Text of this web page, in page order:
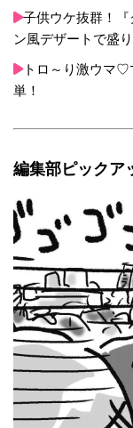
子供ウケ抜群！
ン風デザートで盛
トロ～り激ウマ♡
単！
編集部ピックア